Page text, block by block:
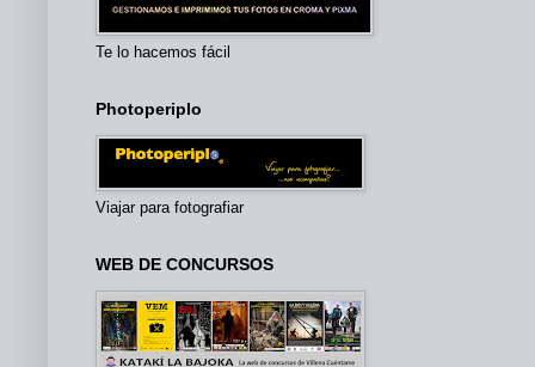
Te lo hacemos fácil
Photoperiplo
Viajar para fotografiar
WEB DE CONCURSOS